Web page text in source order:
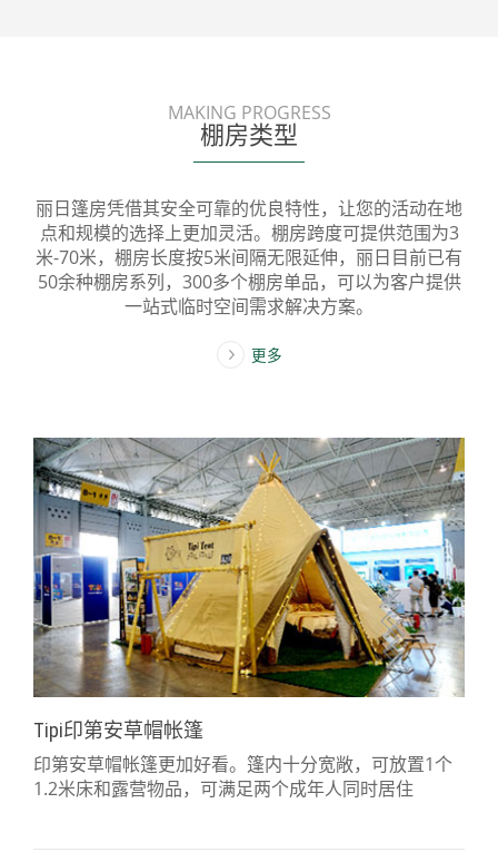
MAKING PROGRESS
棚房类型
丽日篷房凭借其安全可靠的优良特性，让您的活动在地
点和规模的选择上更加灵活。棚房跨度可提供范围为3
米-70米，棚房长度按5米间隔无限延伸，丽日目前已有
50余种棚房系列，300多个棚房单品，可以为客户提供
一站式临时空间需求解决方案。
更多
Tipi印第安草帽帐篷
印第安草帽帐篷更加好看。篷内十分宽敞，可放置1个
1.2米床和露营物品，可满足两个成年人同时居住